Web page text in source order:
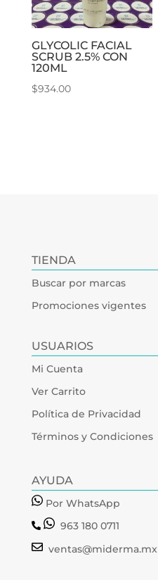
GLYCOLIC FACIAL
SCRUB 2.5% CON
120ML
$934.00
TIENDA
Buscar por marcas
Promociones vigentes
USUARIOS
Mi Cuenta
Ver Carrito
Política de Privacidad
Términos y Condiciones
AYUDA
Por WhatsApp
963 180 0711
ventas@miderma.mx